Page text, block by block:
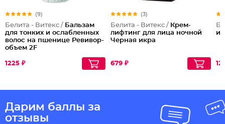
(9)
Белита - Витекс / Бальзам
для тонких и ослабленных
волос на пшенице Ревивор-
объем 2F
1225 ₽
(3)
Белита - Витекс / Крем-
лифтинг для лица ночной
Черная икра
679 ₽
Дарим баллы за
отзывы